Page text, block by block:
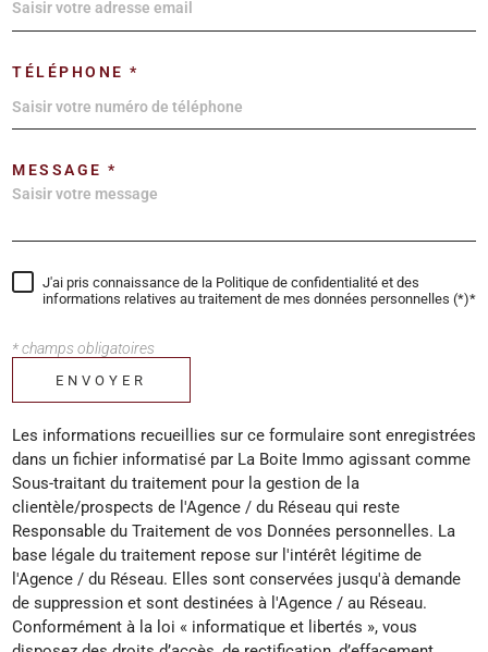
TÉLÉPHONE *
MESSAGE *
J'ai pris connaissance de la Politique de confidentialité et des
informations relatives au traitement de mes données personnelles (*)*
* champs obligatoires
ENVOYER
Les informations recueillies sur ce formulaire sont enregistrées
dans un fichier informatisé par La Boite Immo agissant comme
Sous-traitant du traitement pour la gestion de la
clientèle/prospects de l'Agence / du Réseau qui reste
Responsable du Traitement de vos Données personnelles. La
base légale du traitement repose sur l'intérêt légitime de
l'Agence / du Réseau. Elles sont conservées jusqu'à demande
de suppression et sont destinées à l'Agence / au Réseau.
Conformément à la loi « informatique et libertés », vous